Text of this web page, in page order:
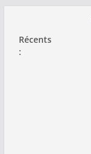
contenu
Récents
: